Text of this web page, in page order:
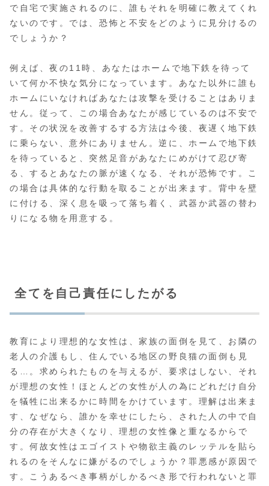
で自宅で実施されるのに、誰もそれを明確に教えてくれ
ないのです。では、恐怖と不安をどのように見分けるの
でしょうか？
例えば、夜の11時、あなたはホームで地下鉄を待って
いて何か不快な気分になっています。あなた以外に誰も
ホームにいなければあなたは攻撃を受けることはありま
せん。従って、この場合あなたが感じているのは不安で
す。その状況を改善するする方法は今後、夜遅く地下鉄
に乗らない、意外にありません。逆に、ホームで地下鉄
を待っていると、突然足音があなたにめがけて忍び寄
る、するとあなたの脈が速くなる、それが恐怖です。こ
の場合は具体的な行動を取ることが出来ます。背中を壁
に付ける、深く息を吸って落ち着く、武器か武器の替わ
りになる物を用意する。
全てを自己責任にしたがる
教育により理想的な女性は、家族の面倒を見て、お隣の
老人の介護もし、住んでいる地区の野良猫の面倒も見
る…。求められたものを与えるが、要求はしない、それ
が理想の女性！ほとんどの女性が人の為にどれだけ自分
を犠牲に出来るかに時間をかけています。理解は出来ま
す、なぜなら、誰かを幸せにしたら、された人の中で自
分の存在が大きくなり、理想の女性像と重なるからで
す。何故女性はエゴイストや物欲主義のレッテルを貼ら
れるのをそんなに嫌がるのでしょうか？罪悪感が原因で
す。こうあるべき事柄がしかるべき形で行われないと罪